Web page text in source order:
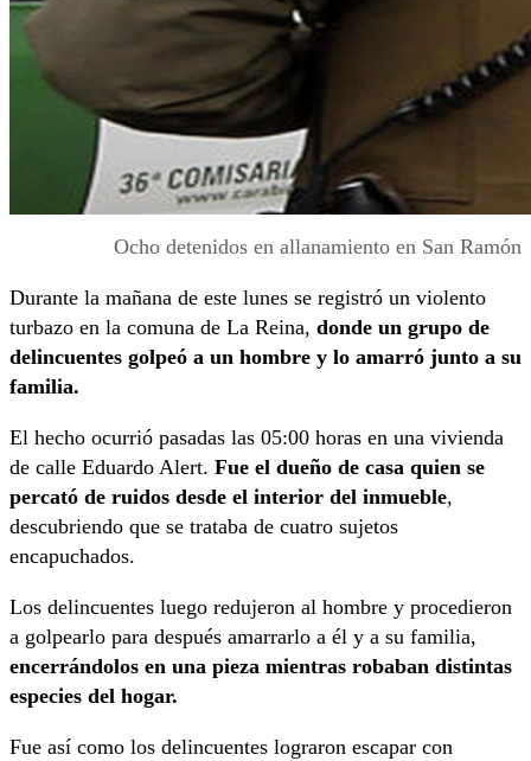
Ocho detenidos en allanamiento en San Ramón
Durante la mañana de este lunes se registró un violento
turbazo en la comuna de La Reina, donde un grupo de
delincuentes golpeó a un hombre y lo amarró junto a su
familia.
El hecho ocurrió pasadas las 05:00 horas en una vivienda
de calle Eduardo Alert. Fue el dueño de casa quien se
percató de ruidos desde el interior del inmueble,
descubriendo que se trataba de cuatro sujetos
encapuchados.
Los delincuentes luego redujeron al hombre y procedieron
a golpearlo para después amarrarlo a él y a su familia,
encerrándolos en una pieza mientras robaban distintas
especies del hogar.
Fue así como los delincuentes lograron escapar con